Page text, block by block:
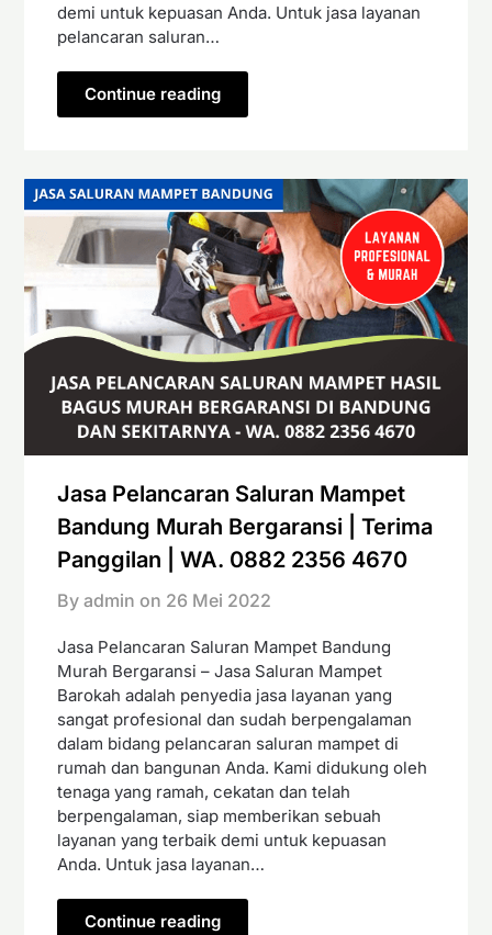
demi untuk kepuasan Anda. Untuk jasa layanan
pelancaran saluran…
Continue reading
Jasa Pelancaran Saluran Mampet
Bandung Murah Bergaransi | Terima
Panggilan | WA. 0882 2356 4670
By admin on 26 Mei 2022
Jasa Pelancaran Saluran Mampet Bandung
Murah Bergaransi – Jasa Saluran Mampet
Barokah adalah penyedia jasa layanan yang
sangat profesional dan sudah berpengalaman
dalam bidang pelancaran saluran mampet di
rumah dan bangunan Anda. Kami didukung oleh
tenaga yang ramah, cekatan dan telah
berpengalaman, siap memberikan sebuah
layanan yang terbaik demi untuk kepuasan
Anda. Untuk jasa layanan…
Continue reading